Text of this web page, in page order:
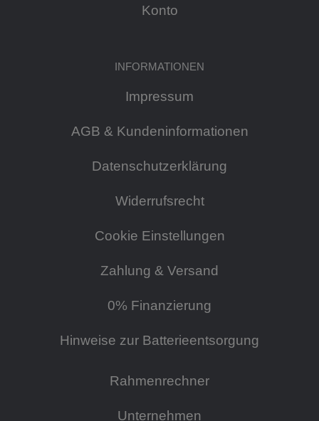
Konto
INFORMATIONEN
Impressum
AGB & Kundeninformationen
Datenschutzerklärung
Widerrufsrecht
Cookie Einstellungen
Zahlung & Versand
0% Finanzierung
Hinweise zur Batterieentsorgung
Rahmenrechner
Unternehmen